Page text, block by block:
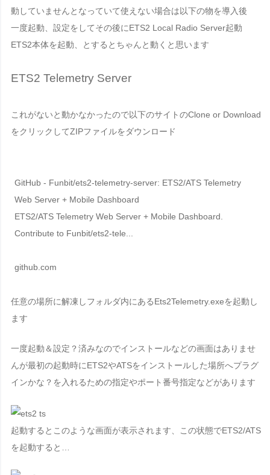
動していませんとなっていて使えない場合は以下の物を導入後
一度起動、設定をしてその後にETS2 Local Radio Server起動
ETS2本体を起動、とするとちゃんと動くと思います
ETS2 Telemetry Server
これがないと動かなかったので以下のサイトのClone or Download
をクリックしてZIPファイルをダウンロード
GitHub - Funbit/ets2-telemetry-server: ETS2/ATS Telemetry
Web Server + Mobile Dashboard
ETS2/ATS Telemetry Web Server + Mobile Dashboard.
Contribute to Funbit/ets2-tele...
github.com
任意の場所に解凍しフォルダ内にあるEts2Telemetry.exeを起動し
ます
一度起動＆設定？済みなのでインストールなどの画面はありませ
んが最初の起動時にETS2やATSをインストールした場所へプラグ
インかな？を入れるための指定やポート番号指定などがあります
起動するとこのような画面が表示されます、この状態でETS2/ATS
を起動すると…